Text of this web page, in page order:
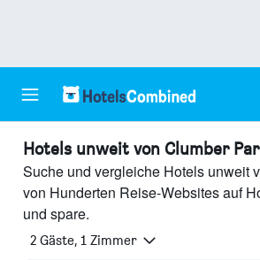
Hotels unweit von Clumber
Suche und vergleiche Hotels unweit
von Hunderten Reise-Websites auf
und spare.
2 Gäste, 1 Zimmer